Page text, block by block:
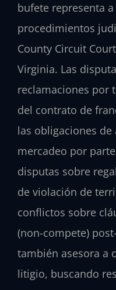
bufete representa
procedimientos
County Circuit
Virginia. Las
reclamaciones por
del contrato de
las obligaciones
mercadeo por
disputas sobre
de violación de
conflictos sobre
(non-compete)
también asesora a
litigio, buscando